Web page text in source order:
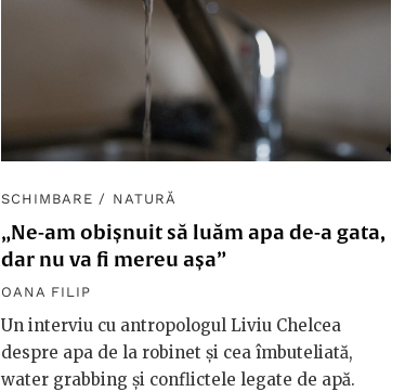
SCHIMBARE / NATURĂ
„Ne-am obișnuit să luăm apa de-a gata,
dar nu va fi mereu așa”
OANA FILIP
Un interviu cu antropologul Liviu Chelcea
despre apa de la robinet și cea îmbuteliată,
water grabbing și conflictele legate de apă.